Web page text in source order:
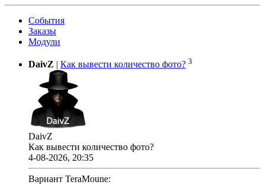
События
Заказы
Модули
DaivZ | Как вывести количество фото? 3
DaivZ
Как вывести количество фото?
4-08-2026, 20:35
Вариант TeraMoune: